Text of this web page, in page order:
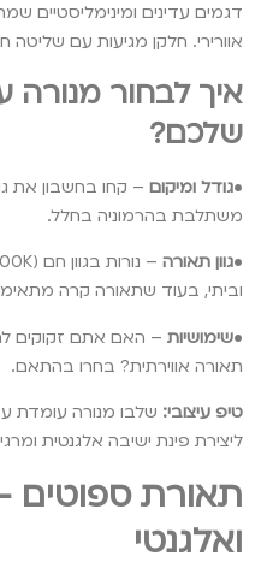
דגמים עדינים ומינימליסטיים
אוורירי. חלקן מגיעות עם שליטה
איך לבחור מנורה
שלכם?
•גודל ומיקום – קחו בחשבון את
משתלבת בהרמוניה בחלל.
•גוון תאורה
וביתי, בעוד שתאורה קרה
•שימושיות – האם אתם זקוקים
תאורה אווירתית? בחרו בהתאם.
טיפ עיצובי: שלבו מנורה עומדת
ליצירת פינת ישיבה אלגנטית
תאורת ספוטים
ואלגנטי